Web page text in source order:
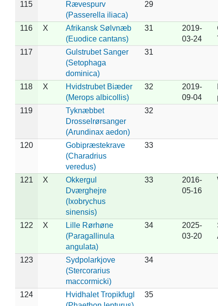
115
Rævespurv
(Passerella iliaca)
29
116 X
Afrikansk Sølvnæb
(Euodice cantans)
31
2019-
03-24
117
Gulstrubet Sanger
(Setophaga
dominica)
31
118 X
Hvidstrubet Biæder
(Merops albicollis)
32
2019-
09-04
119
Tyknæbbet
Drosselrørsanger
(Arundinax aedon)
32
120
Gobipræstekrave
(Charadrius
veredus)
33
121 X
Okkergul
Dværghejre
(Ixobrychus
sinensis)
33
2016-
05-16
122 X
Lille Rørhøne
(Paragallinula
angulata)
34
2025-
03-20
123
Sydpolarkjove
(Stercorarius
maccormicki)
34
124
Hvidhalet Tropikfugl
35